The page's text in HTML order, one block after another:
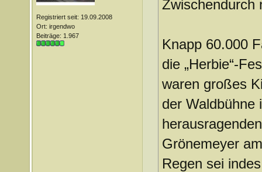
Registriert seit: 19.09.2008
Ort: irgendwo
Beiträge: 1.967
Zwischendurch
Knapp 60.000
die „Herbie“-
waren großes
der Waldbühne
Grönemeyer
Regen sei